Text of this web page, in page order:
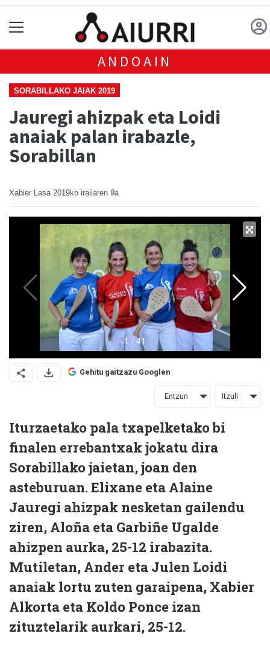
ANDOAIN
SORABILLAKO JAIAK 2019
Jauregi ahizpak eta Loidi
anaiak palan irabazle,
Sorabillan
Xabier Lasa 2019ko irailaren 9a
Gehitu gaitzazu Googlen
Entzun Itzuli
Iturzaetako pala txapelketako bi
finalen errebantxak jokatu dira
Sorabillako jaietan, joan den
asteburuan. Elixane eta Alaine
Jauregi ahizpak nesketan gailendu
ziren, Aloña eta Garbiñe Ugalde
ahizpen aurka, 25-12 irabazita.
Mutiletan, Ander eta Julen Loidi
anaiak lortu zuten garaipena, Xabier
Alkorta eta Koldo Ponce izan
zituztelarik aurkari, 25-12.